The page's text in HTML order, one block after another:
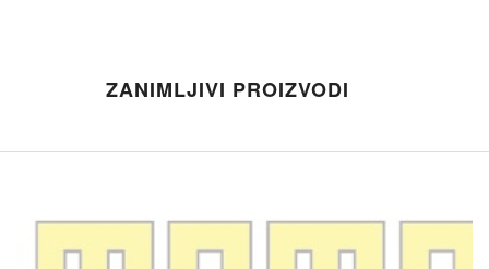
ZANIMLJIVI PROIZVODI